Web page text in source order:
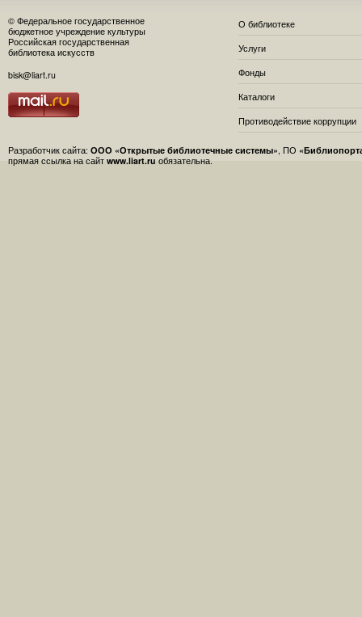
© Федеральное государственное
бюджетное учреждение культуры
Российская государственная
библиотека искусств
bisk@liart.ru
О библиотеке
Услуги
Фонды
Каталоги
Противодействие коррупции
Разработчик сайта: ООО «Открытые библиотечные системы» , ПО
прямая ссылка на сайт www.liart.ru обязательна.